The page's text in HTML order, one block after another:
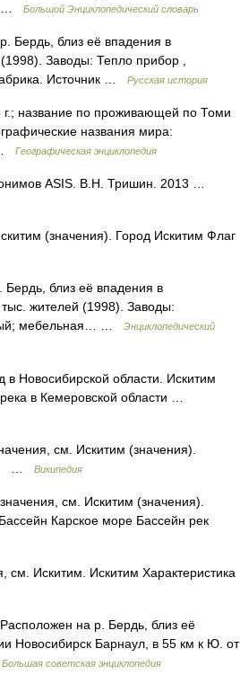
…
Большой Энциклопедический словарь
Бердь, близ её впадения в
Заводы: Тепло прибор ,
Источник …
Русская история
название по проживающей по Томи
названия мира:
Географическая энциклопедия
ASIS. В.Н. Тришин. 2013 …
(значения). Город Искитим Флаг
близ её впадения в
жителей (1998). Заводы:
мебельная… …
Энциклопедический
Новосибирской области. Искитим
в Кемеровской области …
см. Искитим (значения).
…
Википедия
см. Искитим (значения).
Карское море Бассейн рек
см. Искитим. Искитим Характеристика
на р. Бердь, близ её
Новосибирск Барнаул, в 55 км к Ю. от
Большая советская энциклопедия